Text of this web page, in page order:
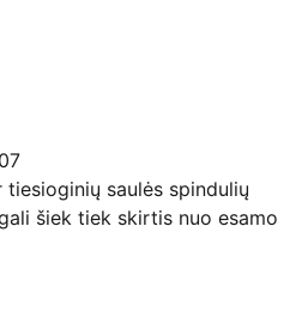
saulės spindulių
šiek tiek skirtis nuo esamo